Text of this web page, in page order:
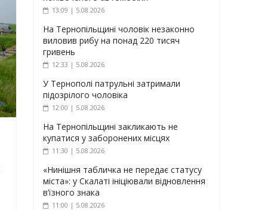
13:09 | 5.08.2026
На Тернопільщині чоловік незаконно
виловив рибу на понад 220 тисяч
гривень
12:33 | 5.08.2026
У Тернополі патрульні затримали
підозрілого чоловіка
12:00 | 5.08.2026
На Тернопільщині закликають не
купатися у заборонених місцях
11:30 | 5.08.2026
«Нинішня табличка не передає статусу
міста»: у Скалаті ініціювали відновлення
в’їзного знака
11:00 | 5.08.2026